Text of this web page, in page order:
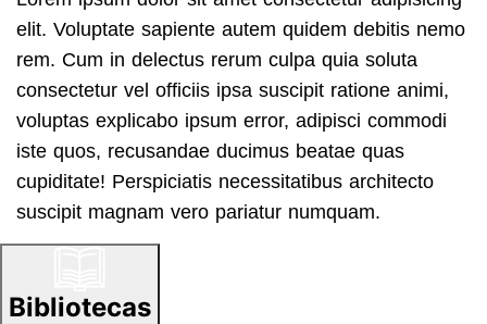
elit. Voluptate sapiente autem quidem debitis nemo
rem. Cum in delectus rerum culpa quia soluta
consectetur vel officiis ipsa suscipit ratione animi,
voluptas explicabo ipsum error, adipisci commodi
iste quos, recusandae ducimus beatae quas
cupiditate! Perspiciatis necessitatibus architecto
suscipit magnam vero pariatur numquam.
Bibliotecas